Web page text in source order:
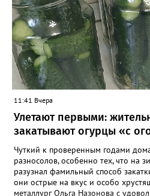
11:41 Вчера
Улетают первыми:
закатывают огурцы «с
Чуткий к проверенным годами
разносолов, особенно тех, что на
разузнал фамильный способ
они острые на вкус и особо
металлург Ольга Назонова с